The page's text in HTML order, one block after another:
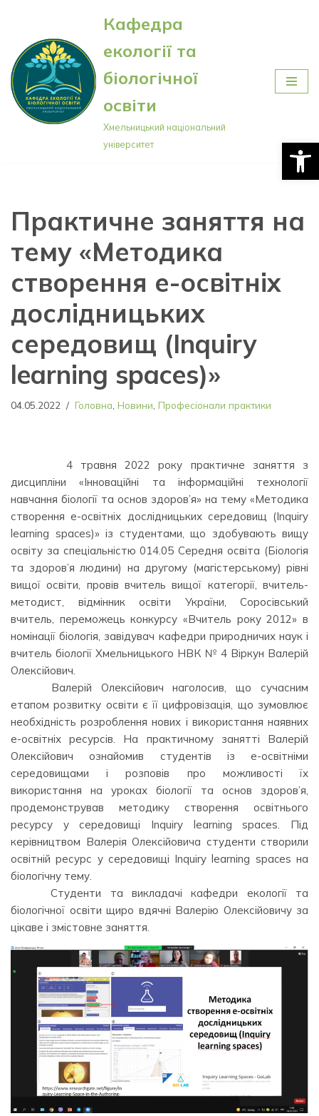
Перейти
до
вмісту
Кафедра
екології та
біологічної
освіти
Хмельницький національний
університет
Практичне заняття на
тему «Методика
створення е-освітніх
дослідницьких
середовищ (Inquiry
learning spaces)»
04.05.2022 Головна Новини Професіонали практики
⠀⠀⠀ ⠀4 травня 2022 року практичне заняття з
дисципліни «Інноваційні та інформаційні технології
навчання біології та основ здоров’я» на тему «Методика
створення е-освітніх дослідницьких середовищ (Inquiry
learning spaces)» із студентами, що здобувають вищу
освіту за спеціальністю 014.05 Середня освіта (Біологія
та здоров’я людини) на другому (магістерському) рівні
вищої освіти, провів вчитель вищої категорії, вчитель-
методист, відмінник освіти України, Соросівський
вчитель, переможець конкурсу «Вчитель року 2012» в
номінації біологія, завідувач кафедри природничих наук і
вчитель біології Хмельницького НВК № 4 Віркун Валерій
Олексійович.
⠀⠀⠀ ⠀Валерій Олексійович наголосив, що сучасним
етапом розвитку освіти є її цифровізація, що зумовлює
необхідність розроблення нових і використання наявних
е-освітніх ресурсів. На практичному занятті Валерій
Олексійович ознайомив студентів із е-освітніми
середовищами і розповів про можливості їх
використання на уроках біології та основ здоров’я,
продемонстрував методику створення освітнього
ресурсу у середовищі Inquiry learning spaces. Під
керівництвом Валерія Олексійовича студенти створили
освітній ресурс у середовищі Inquiry learning spaces на
біологічну тему.
⠀⠀⠀ ⠀Студенти та викладачі кафедри екології та
біологічної освіти щиро вдячні Валерію Олексійовичу за
цікаве і змістовне заняття.